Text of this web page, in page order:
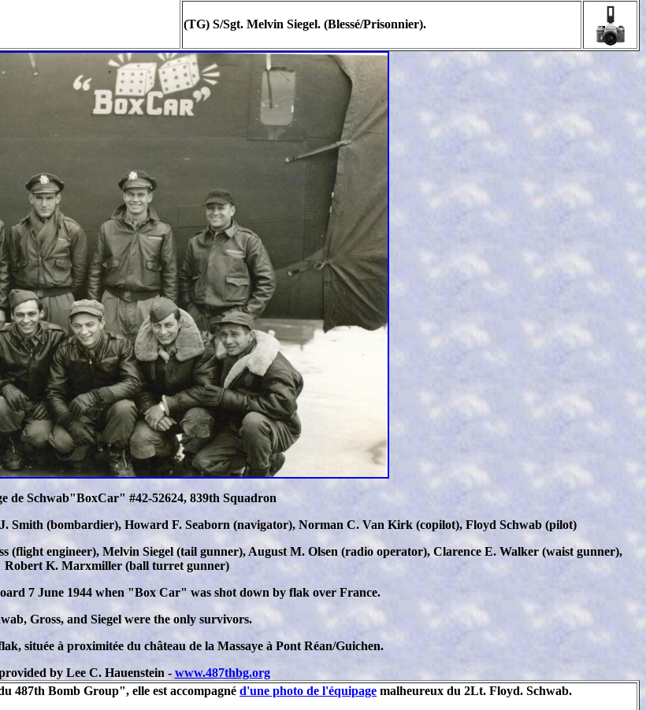
(TG) S/Sgt. Melvin Siegel. (Blessé/Prisonnier).
de Schwab"BoxCar" #42-52624, 839th Squadron
Smith (bombardier), Howard F. Seaborn (navigator), Norman C. Van Kirk (copilot), Floyd Schwab (pilot)
engineer), Melvin Siegel (tail gunner), August M. Olsen (radio operator), Clarence E. Walker (waist gunner),
Robert K. Marxmiller (ball turret gunner)
7 June 1944 when "Box Car" was shot down by flak over France.
Gross, and Siegel were the only survivors.
située à proximitée du château de la Massaye à Pont Réan/Guichen.
by Lee C. Hauenstein - www.487thbg.org
487th Bomb Group", elle est accompagné d'une photo de l'équipage malheureux du 2Lt. Floyd. Schwab.